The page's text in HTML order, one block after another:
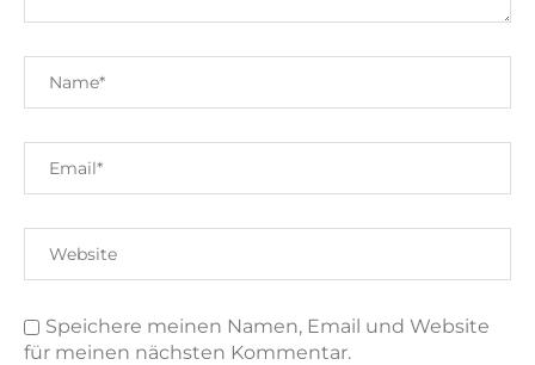
Speichere meinen Namen, Email und Website
für meinen nächsten Kommentar.